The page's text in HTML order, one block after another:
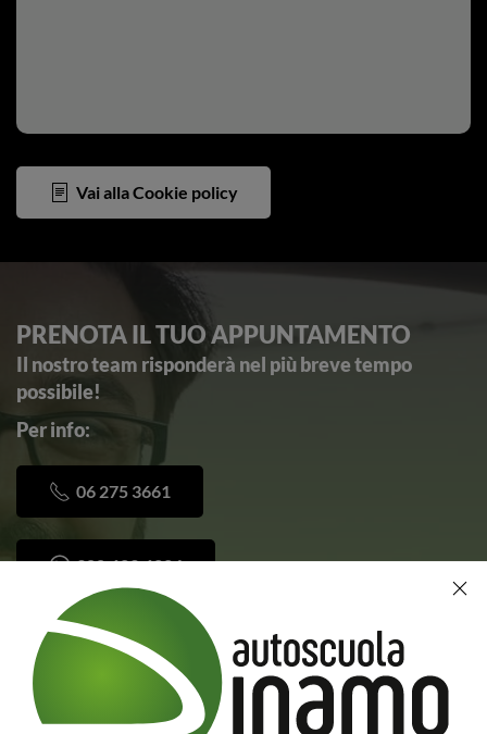
Vai alla Cookie policy
PRENOTA IL TUO APPUNTAMENTO
Il nostro team risponderà nel più breve tempo
possibile!
Per info:
06 275 3661
388.623.6224
Nome